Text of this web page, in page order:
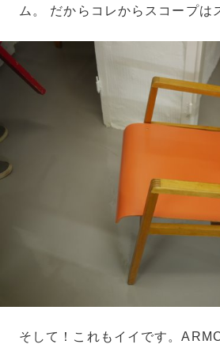
ム。 だからコレからスコープは
そして！これもイイです。